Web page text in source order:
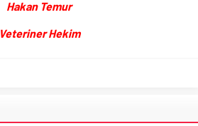
Hakan Temur
Veteriner Hekim